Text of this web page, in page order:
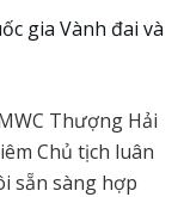
gia Vành đai và
Thượng Hải
Chủ tịch luân
sẵn sàng hợp